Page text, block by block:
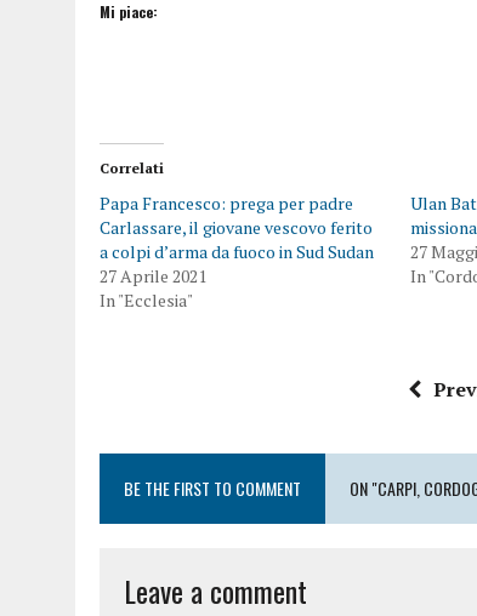
Mi piace:
Correlati
Papa Francesco: prega per padre
Carlassare, il giovane vescovo ferito
a colpi d’arma da fuoco in Sud Sudan
27 Aprile 2021
In "Ecclesia"
Ulan
27
In
BE THE FIRST TO COMMENT ON "CARPI,
Leave a comment